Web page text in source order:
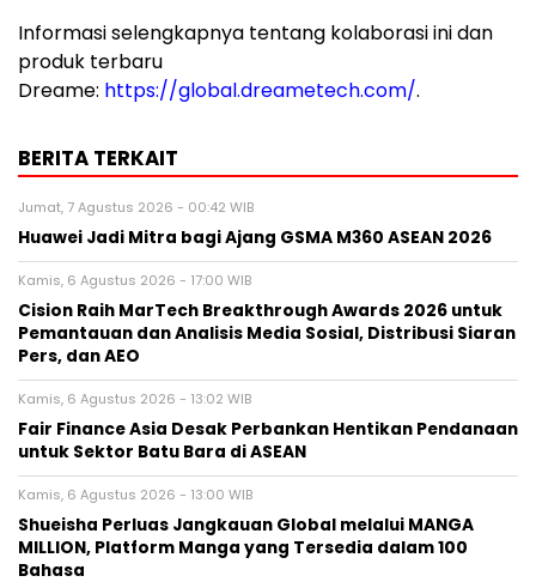
Informasi selengkapnya tentang kolaborasi ini dan
produk terbaru
Dreame: https://global.dreametech.com/.
BERITA TERKAIT
Jumat, 7 Agustus 2026 - 00:42 WIB
Huawei Jadi Mitra bagi Ajang GSMA M360 ASEAN 2026
Kamis, 6 Agustus 2026 - 17:00 WIB
Cision Raih MarTech Breakthrough Awards 2026 untuk
Pemantauan dan Analisis Media Sosial, Distribusi Siaran
Pers, dan AEO
Kamis, 6 Agustus 2026 - 13:02 WIB
Fair Finance Asia Desak Perbankan Hentikan Pendanaan
untuk Sektor Batu Bara di ASEAN
Kamis, 6 Agustus 2026 - 13:00 WIB
Shueisha Perluas Jangkauan Global melalui MANGA
MILLION, Platform Manga yang Tersedia dalam 100
Bahasa